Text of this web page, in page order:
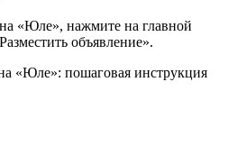
«Юле», нажмите на главной
объявление».